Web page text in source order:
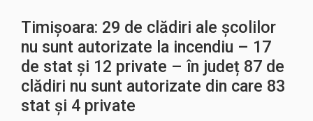
Timișoara: 29 de clădiri ale școlilor
nu sunt autorizate la incendiu – 17
de stat și 12 private – în județ 87 de
clădiri nu sunt autorizate din care 83
stat și 4 private